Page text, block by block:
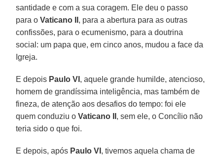
santidade e com a sua coragem. Ele deu o passo
para oVaticano II , para a abertura para as outras
confissões, para o ecumenismo, para a doutrina
social: um papa que, em cinco anos, mudou a face da
Igreja.
E depois Paulo VI , aquele grande humilde, atencioso,
homem de grandíssima inteligência, mas também de
fineza, de atenção aos desafios do tempo: foi ele
quem conduziu oVaticano II , sem ele, o Concílio não
teria sido o que foi.
E depois, após Paulo VI , tivemos aquela chama de